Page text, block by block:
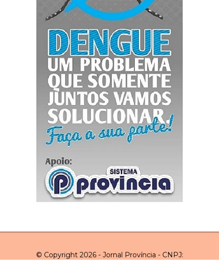
© Copyright 2026 - Jornal Província - CNPJ: